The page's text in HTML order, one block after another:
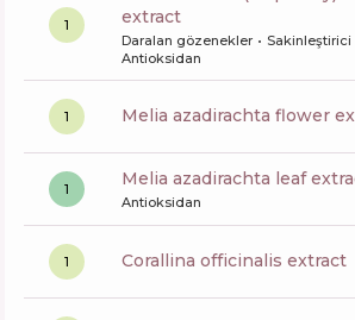
1
extract
Daralan gözenekler
Sakinleştirici
Antioksidan
1 melia azadirachta flower
1 melia azadirachta leaf
Antioksidan
1 corallina officinalis extract